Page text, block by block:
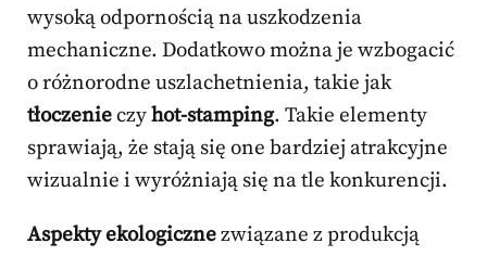
wysoką odpornością na uszkodzenia
mechaniczne. Dodatkowo można je wzbogacić
o różnorodne uszlachetnienia, takie jak
tłoczenieczyhot-stamping. Takie elementy
sprawiają, że stają się one bardziej atrakcyjne
wizualnie i wyróżniają się na tle konkurencji.
Aspekty ekologicznezwiązane z produkcją